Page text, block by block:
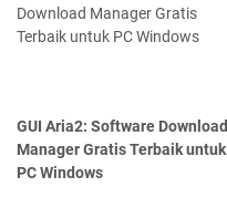
GUI Aria2: Software Download
Manager Gratis Terbaik untuk
PC Windows